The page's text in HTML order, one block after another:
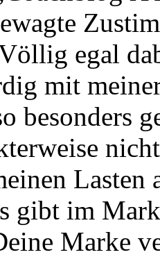
egal
mit
besonders
gibt im
Marke